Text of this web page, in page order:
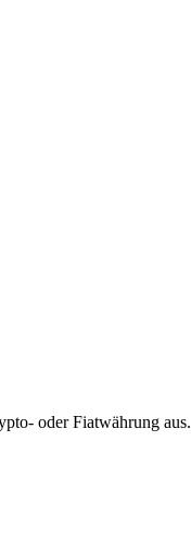
oder Fiatwährung aus.